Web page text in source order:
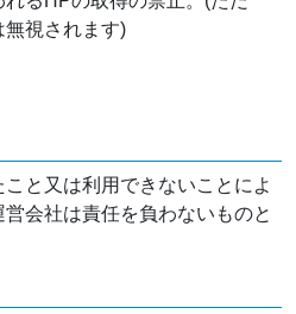
無視されます)
こと又は利用できないことによ
会社は責任を負わないものと